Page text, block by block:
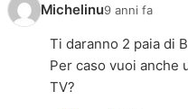
Michelinu9 anni fa
Ti daranno 2 paia di
Per caso vuoi anche
TV?